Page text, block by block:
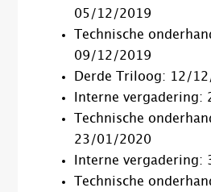
05/12/2019
Technische
09/12/2019
Derde Triloog: 12/
Interne
Technische
23/01/2020
Interne
Technische